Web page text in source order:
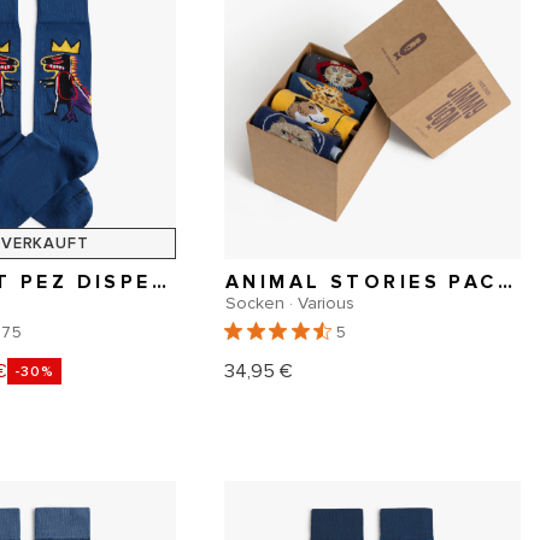
BASQUIAT PEZ DISPENSER
-30%
ANIMAL STORIES PACK 4 PAARE
Socken · Various
5
Normaler
34,95 €